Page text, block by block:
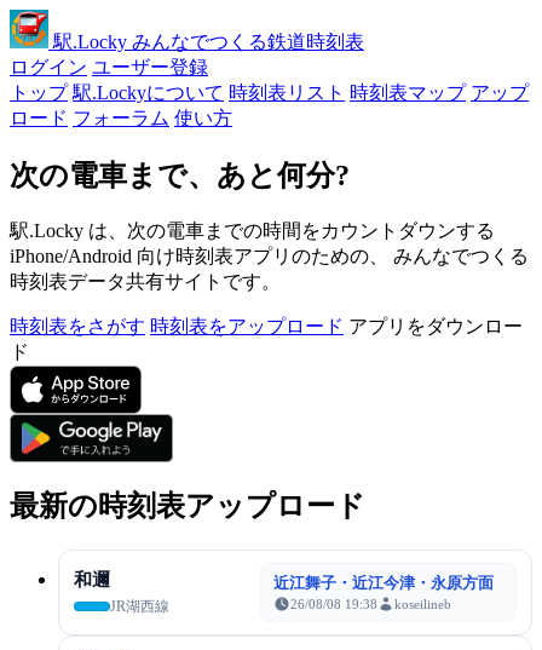
駅.Locky みんなでつくる鉄道時刻表
ログイン ユーザー登録
トップ 駅.Lockyについて 時刻表リスト 時刻表マップ アップ
ロード フォーラム 使い方
次の電車まで、あと何分?
駅.Locky は、次の電車までの時間をカウントダウンする
iPhone/Android 向け時刻表アプリのための、 みんなでつくる
時刻表データ共有サイトです。
時刻表をさがす 時刻表をアップロード アプリをダウンロー
ド
最新の時刻表アップロード
和邇
JR湖西線
近江舞子・近江今津・永原方面
26/08/08 19:38 koseilineb